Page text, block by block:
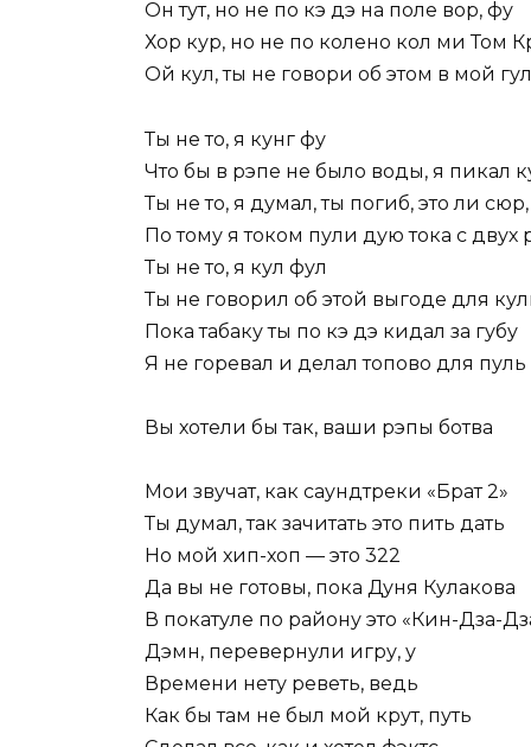
Он тут, но не по кэ дэ на поле вор, фу
Хор кур, но не по колено кол ми Том
Ой кул, ты не говори об этом в мой гул
Ты не то, я кунг фу
Что бы в рэпе не было воды, я пикал
Ты не то, я думал, ты погиб, это ли
По тому я током пули дую тока с двух
Ты не то, я кул фул
Ты не говорил об этой выгоде для
Пока табаку ты по кэ дэ кидал за губу
Я не горевал и делал топово для пуль
Вы хотели бы так, ваши рэпы ботва
Мои звучат, как саундтреки «Брат 2»
Ты думал, так зачитать это пить дать
Но мой хип-хоп — это 322
Да вы не готовы, пока Дуня Кулакова
В покатуле по району это «Кин-Дза-
Дэмн, перевернули игру, у
Времени нету реветь, ведь
Как бы там не был мой крут, путь